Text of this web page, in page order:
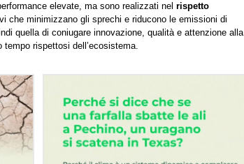
elevate, ma sono realizzati nel rispetto
che minimizzano gli sprechi e riducono le emissioni di
quella di coniugare innovazione, qualità e attenzione alla
rispettosi dell’ecosistema.